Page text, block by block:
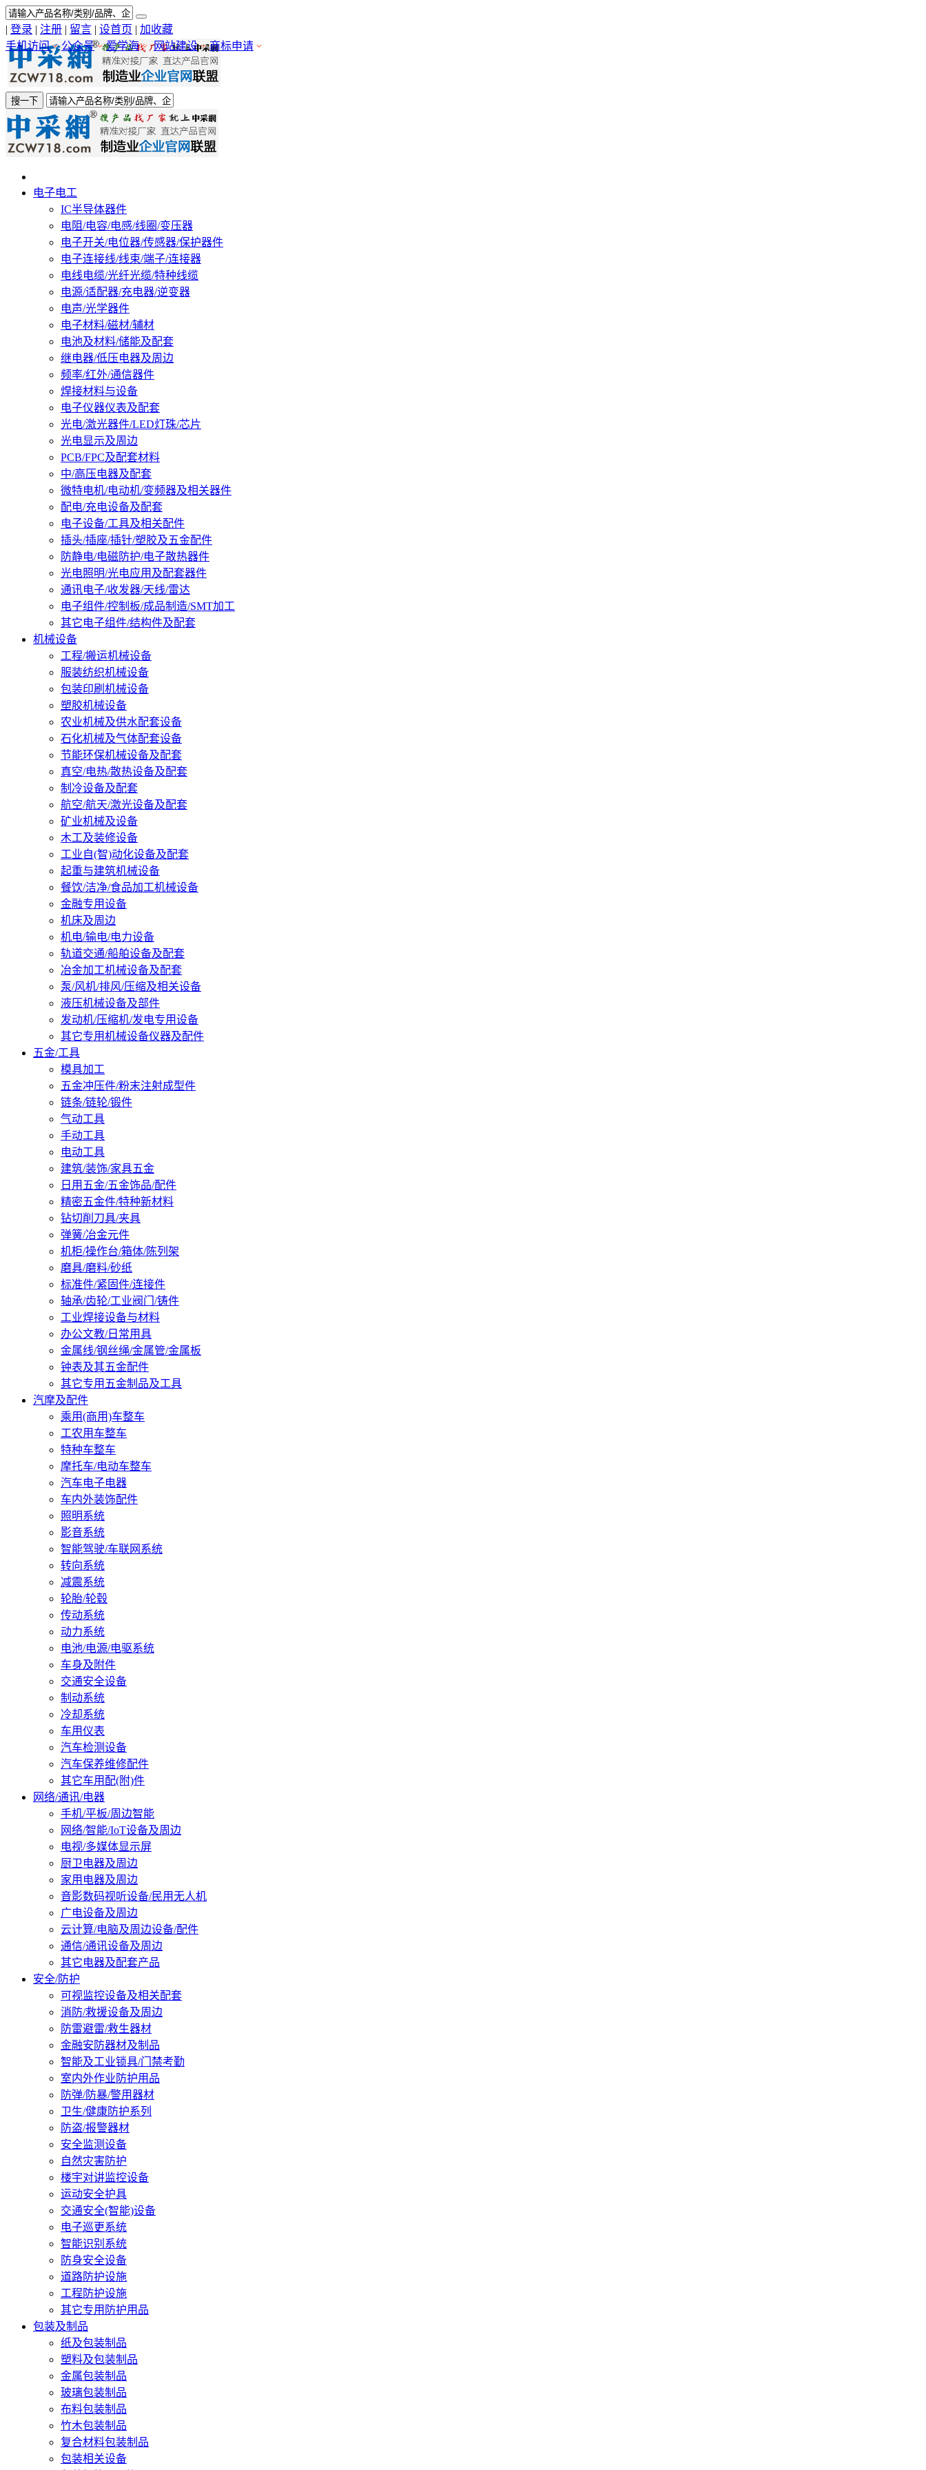
| 登录 | 注册 | 留言 | 设首页 | 加收藏
手机访问
公众号 爱学海 网站建设 商标申请
搜一下
电子电工
IC半导体器件
电阻/电容/电感/线圈/变压器
电子开关/电位器/传感器/保护器件
电子连接线/线束/端子/连接器
电线电缆/光纤光缆/特种线缆
电源/适配器/充电器/逆变器
电声/光学器件
电子材料/磁材/辅材
电池及材料/储能及配套
继电器/低压电器及周边
频率/红外/通信器件
焊接材料与设备
电子仪器仪表及配套
光电/激光器件/LED灯珠/芯片
光电显示及周边
PCB/FPC及配套材料
中/高压电器及配套
微特电机/电动机/变频器及相关器件
配电/充电设备及配套
电子设备/工具及相关配件
插头/插座/插针/塑胶及五金配件
防静电/电磁防护/电子散热器件
光电照明/光电应用及配套器件
通讯电子/收发器/天线/雷达
电子组件/控制板/成品制造/SMT加工
其它电子组件/结构件及配套
机械设备
工程/搬运机械设备
服装纺织机械设备
包装印刷机械设备
塑胶机械设备
农业机械及供水配套设备
石化机械及气体配套设备
节能环保机械设备及配套
真空/电热/散热设备及配套
制冷设备及配套
航空/航天/激光设备及配套
矿业机械及设备
木工及装修设备
工业自(智)动化设备及配套
起重与建筑机械设备
餐饮/洁净/食品加工机械设备
金融专用设备
机床及周边
机电/输电/电力设备
轨道交通/船舶设备及配套
冶金加工机械设备及配套
泵/风机/排风/压缩及相关设备
液压机械设备及部件
发动机/压缩机/发电专用设备
其它专用机械设备仪器及配件
五金/工具
模具加工
五金冲压件/粉末注射成型件
链条/链轮/锻件
气动工具
手动工具
电动工具
建筑/装饰/家具五金
日用五金/五金饰品/配件
精密五金件/特种新材料
钻切削刀具/夹具
弹簧/冶金元件
机柜/操作台/箱体/陈列架
磨具/磨料/砂纸
标准件/紧固件/连接件
轴承/齿轮/工业阀门/铸件
工业焊接设备与材料
办公文教/日常用具
金属线/钢丝绳/金属管/金属板
钟表及其五金配件
其它专用五金制品及工具
汽摩及配件
乘用(商用)车整车
工农用车整车
特种车整车
摩托车/电动车整车
汽车电子电器
车内外装饰配件
照明系统
影音系统
智能驾驶/车联网系统
转向系统
减震系统
轮胎/轮毂
传动系统
动力系统
电池/电源/电驱系统
车身及附件
交通安全设备
制动系统
冷却系统
车用仪表
汽车检测设备
汽车保养维修配件
其它车用配(附)件
网络/通讯/电器
手机/平板/周边智能
网络/智能/IoT设备及周边
电视/多媒体显示屏
厨卫电器及周边
家用电器及周边
音影数码视听设备/民用无人机
广电设备及周边
云计算/电脑及周边设备/配件
通信/通讯设备及周边
其它电器及配套产品
安全/防护
可视监控设备及相关配套
消防/救援设备及周边
防雷避雷/救生器材
金融安防器材及制品
智能及工业锁具/门禁考勤
室内外作业防护用品
防弹/防暴/警用器材
卫生/健康防护系列
防盗/报警器材
安全监测设备
自然灾害防护
楼宇对讲监控设备
运动安全护具
交通安全(智能)设备
电子巡更系统
智能识别系统
防身安全设备
道路防护设施
工程防护设施
其它专用防护用品
包装及制品
纸及包装制品
塑料及包装制品
金属包装制品
玻璃包装制品
布料包装制品
竹木包装制品
复合材料包装制品
包装相关设备